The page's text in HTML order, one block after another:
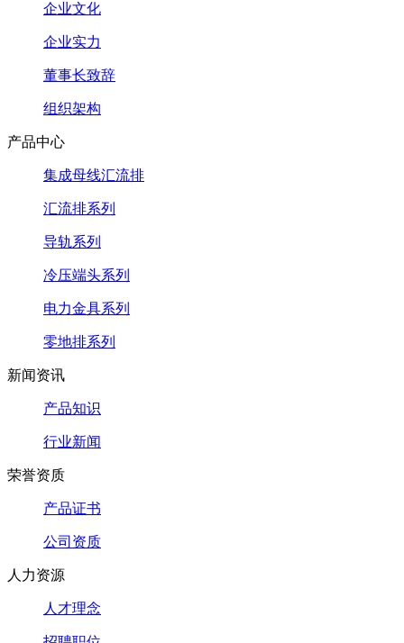
企业文化
企业实力
董事长致辞
组织架构
产品中心
集成母线汇流排
汇流排系列
导轨系列
冷压端头系列
电力金具系列
零地排系列
新闻资讯
产品知识
行业新闻
荣誉资质
产品证书
公司资质
人力资源
人才理念